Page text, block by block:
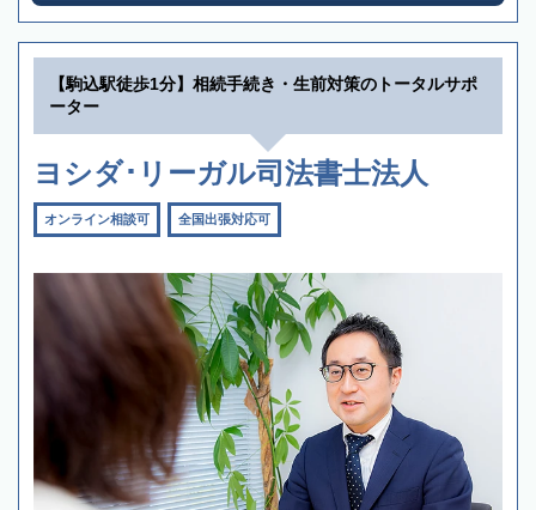
【駒込駅徒歩1分】相続手続き・生前対策のトータルサポ
ーター
ヨシダ･リーガル司法書士法人
オンライン相談可 全国出張対応可